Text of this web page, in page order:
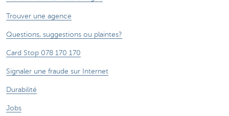
Trouver une agence
Questions, suggestions ou plaintes?
Card Stop 078 170 170
Signaler une fraude sur Internet
Durabilité
Jobs